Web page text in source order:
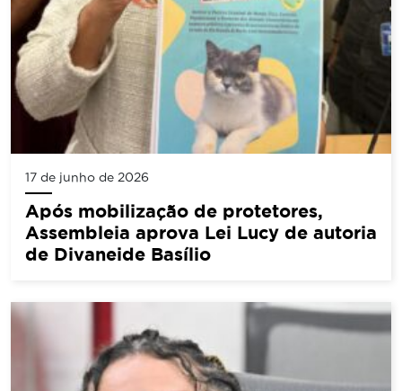
17 de junho de 2026
Após mobilização de protetores,
Assembleia aprova Lei Lucy de autoria
de Divaneide Basílio